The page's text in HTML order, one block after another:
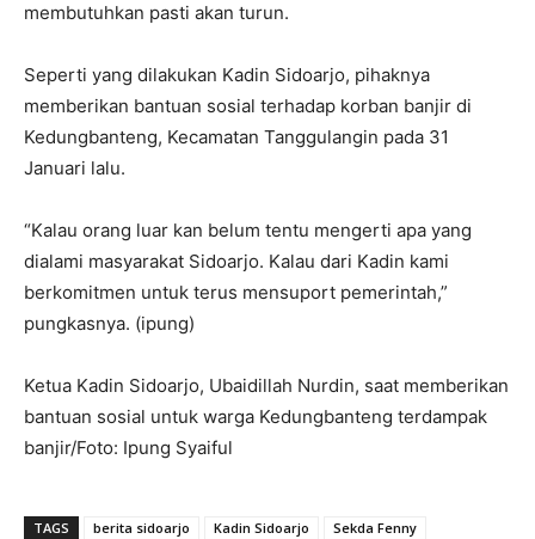
membutuhkan pasti akan turun.
Seperti yang dilakukan Kadin Sidoarjo, pihaknya
memberikan bantuan sosial terhadap korban banjir di
Kedungbanteng, Kecamatan Tanggulangin pada 31
Januari lalu.
“Kalau orang luar kan belum tentu mengerti apa yang
dialami masyarakat Sidoarjo. Kalau dari Kadin kami
berkomitmen untuk terus mensuport pemerintah,”
pungkasnya. (ipung)
Ketua Kadin Sidoarjo, Ubaidillah Nurdin, saat memberikan
bantuan sosial untuk warga Kedungbanteng terdampak
banjir/Foto: Ipung Syaiful
TAGS berita sidoarjo Kadin Sidoarjo Sekda Fenny